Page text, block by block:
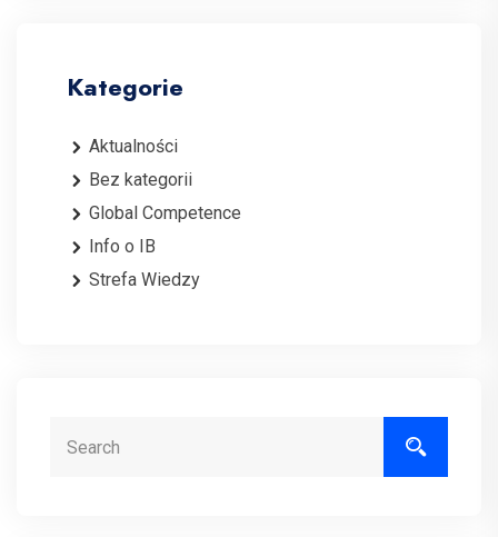
Kategorie
Aktualności
Bez kategorii
Global Competence
Info o IB
Strefa Wiedzy